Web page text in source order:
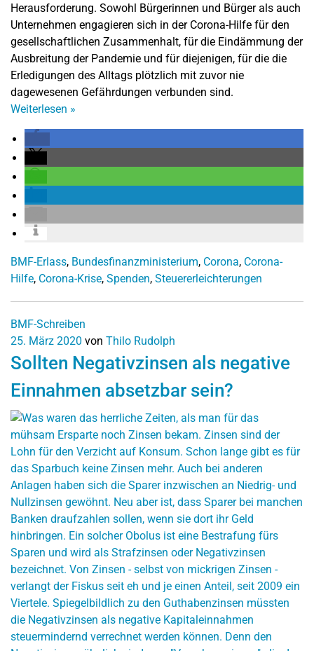
Herausforderung. Sowohl Bürgerinnen und Bürger als auch
Unternehmen engagieren sich in der Corona-Hilfe für den
gesellschaftlichen Zusammenhalt, für die Eindämmung der
Ausbreitung der Pandemie und für diejenigen, für die die
Erledigungen des Alltags plötzlich mit zuvor nie
dagewesenen Gefährdungen verbunden sind.
Weiterlesen »
BMF-Erlass, Bundesfinanzministerium, Corona, Corona-
Hilfe, Corona-Krise, Spenden, Steuererleichterungen
BMF-Schreiben
25. März 2020 von Thilo Rudolph
Sollten Negativzinsen als negative
Einnahmen absetzbar sein?